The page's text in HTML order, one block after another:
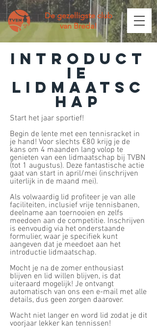
De gezelligste club
van Breda!
Introduct
ie
lidmaatsc
hap
Start het jaar sportief!
Begin de lente met een tennisracket in
je hand! Voor slechts €80 krijg je de
kans om 4 maanden lang volop te
genieten van een lidmaatschap bij TVBN
(tot 1 augustus). Deze fantastische actie
gaat van start in april/mei (inschrijven
uiterlijk in de maand mei).
Als volwaardig lid profiteer je van alle
faciliteiten, inclusief vrije tennisbanen,
deelname aan toernooien en zelfs
meedoen aan de competitie. Inschrijven
is eenvoudig via het onderstaande
formulier, waar je specifiek kunt
aangeven dat je meedoet aan het
introductie lidmaatschap.
Mocht je na de zomer enthousiast
blijven en lid willen blijven, is dat
uiteraard mogelijk! Je ontvangt
automatisch van ons een e-mail met alle
details, dus geen zorgen daarover.
Wacht niet langer en word lid zodat je dit
voorjaar lekker kan tennissen!